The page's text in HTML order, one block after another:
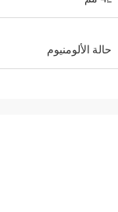
حالة الألومنيوم